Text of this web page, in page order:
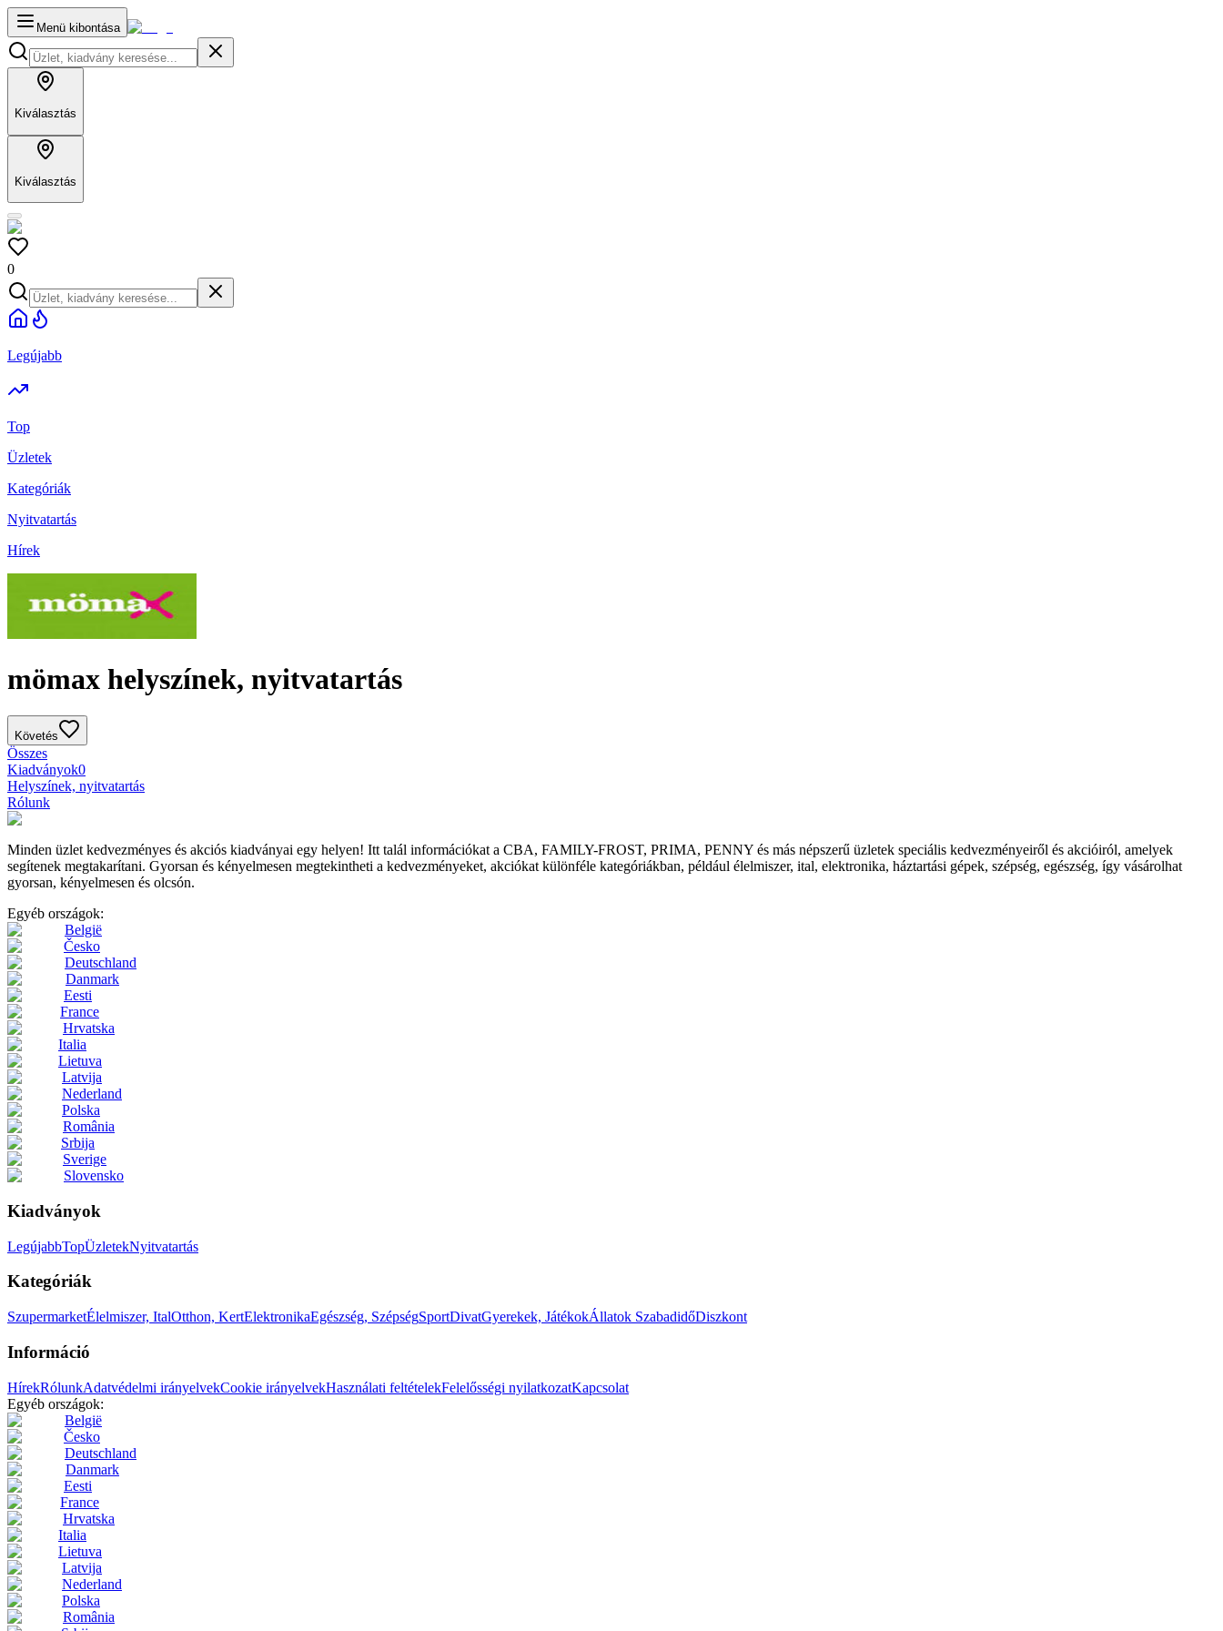
Menü kibontása
Kiválasztás
Kiválasztás
0
Legújabb
Top
Üzletek
Kategóriák
Nyitvatartás
Hírek
mömax helyszínek, nyitvatartás
Követés
Összes
Kiadványok0
Helyszínek, nyitvatartás
Rólunk
Minden üzlet kedvezményes és akciós kiadványai egy helyen! Itt talál információkat a CBA, FAMILY-FROST, PRIMA, PENNY és más népszerű üzletek speciális kedvezményeiről és akcióiról, amelyek
segítenek megtakarítani. Gyorsan és kényelmesen megtekintheti a kedvezményeket, akciókat különféle kategóriákban, például élelmiszer, ital, elektronika, háztartási gépek, szépség, egészség, így vásárolhat
gyorsan, kényelmesen és olcsón.
Egyéb országok:
België
Česko
Deutschland
Danmark
Eesti
France
Hrvatska
Italia
Lietuva
Latvija
Nederland
Polska
România
Srbija
Sverige
Slovensko
Kiadványok
LegújabbTopÜzletekNyitvatartás
Kategóriák
SzupermarketÉlelmiszer, ItalOtthon, KertElektronikaEgészség, SzépségSportDivatGyerekek, JátékokÁllatok SzabadidőDiszkont
Információ
HírekRólunkAdatvédelmi irányelvekCookie irányelvekHasználati feltételekFelelősségi nyilatkozatKapcsolat
Egyéb országok:
België
Česko
Deutschland
Danmark
Eesti
France
Hrvatska
Italia
Lietuva
Latvija
Nederland
Polska
România